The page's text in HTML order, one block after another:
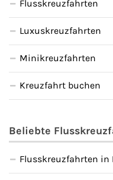
Flusskreuzfahrten
Luxuskreuzfahrten
Minikreuzfahrten
Kreuzfahrt buchen
Beliebte
Flusskreuzfahrten in